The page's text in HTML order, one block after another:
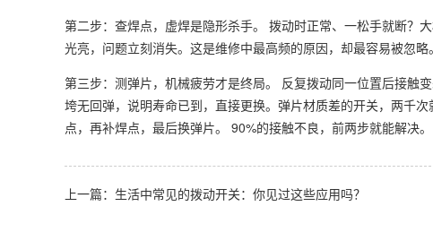
第二步：查焊点，虚焊是隐形杀手。 拨动时正常、一松手就断？
光亮，问题立刻消失。这是维修中最高频的原因，却最容易被忽略。
第三步：测弹片，机械疲劳才是终局。 反复拨动同一位置后接触
垮无回弹，说明寿命已到，直接更换。弹片材质差的开关，两千
点，再补焊点，最后换弹片。 90%的接触不良，前两步就能解决。
上一篇：生活中常见的拨动开关：你见过这些应用吗？